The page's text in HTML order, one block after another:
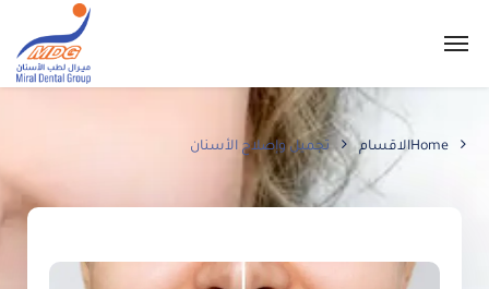
Homeالاقسام تجميل وإصلاح الأسنان